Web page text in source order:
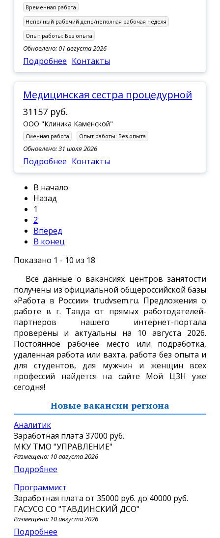
Временная работа
Неполный рабочий день/неполная рабочая неделя
Опыт работы: Без опыта
Обновлено: 01 августа 2026
Подробнее Контакты
Медицинская сестра процедурной
31157 руб.
ООО "Клиника Каменской"
Сменная работа Опыт работы: Без опыта
Обновлено: 31 июля 2026
Подробнее Контакты
В начало
Назад
1
2
Вперед
В конец
Показано 1 - 10 из 18
Все данные о вакансиях центров занятости
получены из официальной общероссийской базы
«Работа в России» trudvsem.ru. Предложения о
работе в г. Тавда от прямых работодателей-
партнеров нашего интернет-портала
проверены и актуальны на 10 августа 2026.
Постоянное рабочее место или подработка,
удаленная работа или вахта, работа без опыта и
для студентов, для мужчин и женщин всех
профессий найдется на сайте Мой ЦЗН уже
сегодня!
Новые вакансии региона
Аналитик
Заработная плата 37000 руб.
МКУ ТМО "УПРАВЛЕНИЕ"
Размещено: 10 августа 2026
Подробнее
Программист
Заработная плата от 35000 руб. до 40000 руб.
ГАСУСО СО "ТАВДИНСКИЙ ДСО"
Размещено: 10 августа 2026
Подробнее